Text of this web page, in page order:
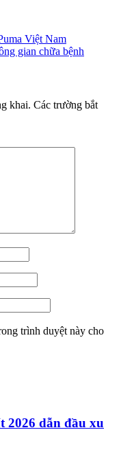
Việt Nam
gian chữa bệnh
khai. Các trường bắt
trình duyệt này cho
2026 dẫn đầu xu